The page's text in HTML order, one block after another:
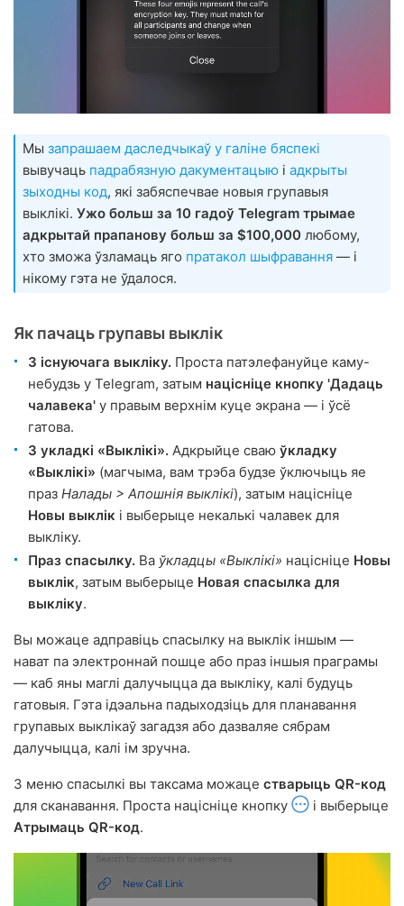
Мы запрашаем даследчыкаў у галіне бяспекі
вывучаць падрабязную дакументацыю і адкрыты
зыходны код, які забяспечвае новыя групавыя
выклікі. Ужо больш за 10 гадоў Telegram трымае
адкрытай прапанову больш за $100,000 любому,
хто зможа ўзламаць яго пратакол шыфравання — і
нікому гэта не ўдалося.
Як пачаць групавы выклік
З існуючага выкліку. Проста патэлефануйце каму-
небудзь у Telegram, затым націсніце кнопку 'Дадаць
чалавека' у правым верхнім куце экрана — і ўсё
гатова.
З укладкі «Выклікі». Адкрыйце сваю ўкладку
«Выклікі» (магчыма, вам трэба будзе ўключыць яе
праз Налады > Апошнія выклікі), затым націсніце
Новы выклік і выберыце некалькі чалавек для
выкліку.
Праз спасылку. Ва ўкладцы «Выклікі» націсніце Новы
выклік, затым выберыце Новая спасылка для
выкліку.
Вы можаце адправіць спасылку на выклік іншым —
нават па электроннай пошце або праз іншыя праграмы
— каб яны маглі далучыцца да выкліку, калі будуць
гатовыя. Гэта ідэальна падыходзіць для планавання
групавых выклікаў загадзя або дазваляе сябрам
далучыцца, калі ім зручна.
З меню спасылкі вы таксама можаце стварыць QR-код
для сканавання. Проста націсніце кнопку
і выберыце
Атрымаць QR-код.